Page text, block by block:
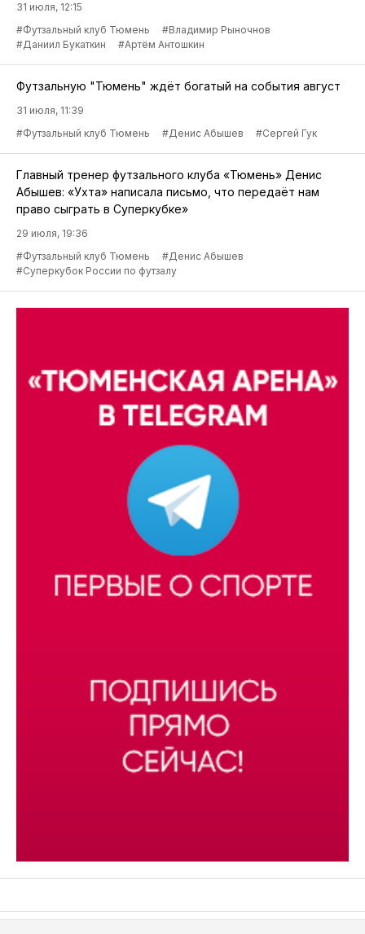
31 июля, 12:15
#Футзальный клуб Тюмень
#Владимир Рыночнов
#Даниил Букаткин
#Артём Антошкин
Футзальную "Тюмень" ждёт богатый на события август
31 июля, 11:39
#Футзальный клуб Тюмень
#Денис Абышев #Сергей Гук
Главный тренер футзального клуба «Тюмень» Денис
Абышев: «Ухта» написала письмо, что передаёт нам
право сыграть в Суперкубке»
29 июля, 19:36
#Футзальный клуб Тюмень
#Денис Абышев
#Суперкубок России по футзалу